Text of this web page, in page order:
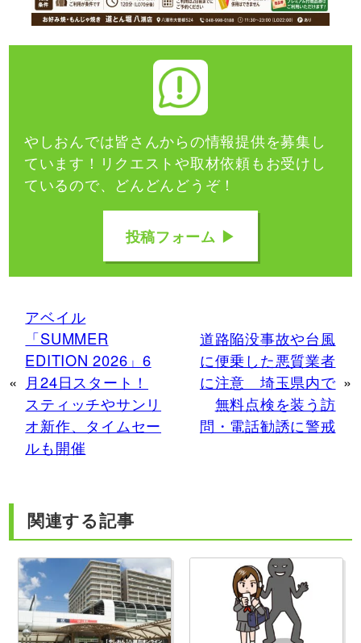
やしおんでは皆さんからの情報提供を募集し
ています！ リクエストや取材依頼もお受けし
ているので、どんどんどうぞ！
投稿フォーム ▶
«
アベイル
「SUMMER
EDITION 2026」6
月24日スタート！
スティッチやサンリ
オ新作、タイムセー
ルも開催
道路陥没事故や台風
に便乗した悪質業者
に注意 埼玉県内で
無料点検を装う訪
問・電話勧誘に警戒
»
関連する記事